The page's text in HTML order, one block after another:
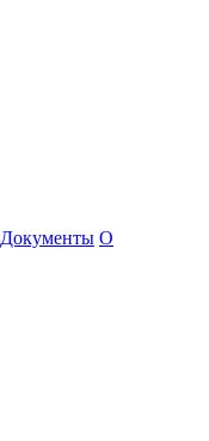
Документы О